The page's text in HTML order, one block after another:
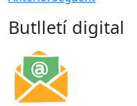
Butlletí digital